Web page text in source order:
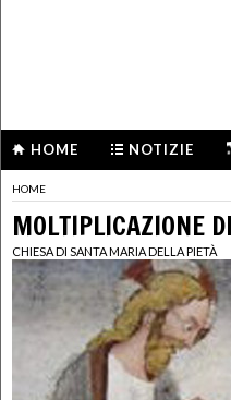
HOME NOTIZIE
HOME
MOLTIPLICAZIONE
CHIESA DI SANTA MARIA DELLA PIETÀ